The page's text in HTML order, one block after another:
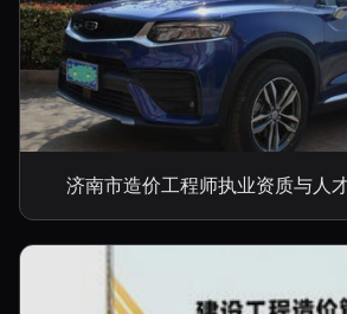
济南市造价工程师执业资质与人